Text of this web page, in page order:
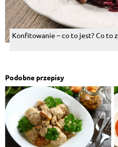
Konfitowanie – co to jest? Co to
Podobne przepisy